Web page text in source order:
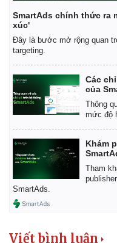
SmartAds chính thức ra
xúc'
Đây là bước mở rộng quan
targeting.
Các
của
Thông
mức độ
Khám
Tham
SmartAds.
Viết bình luận